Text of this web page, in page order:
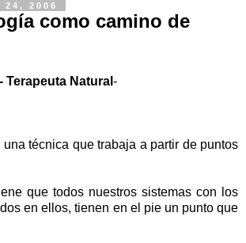
2006
como camino de
Terapeuta Natural -
una técnica que trabaja a partir de puntos
que todos nuestros sistemas con los
en ellos, tienen en el pie un punto que